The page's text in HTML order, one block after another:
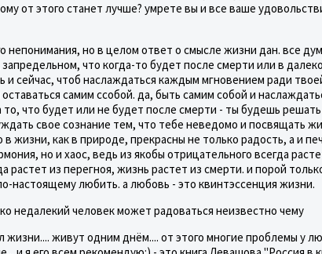
от этого станет лучше? умрете вы и все ваше
непонимания, но в целом ответ о смысле жизни дан. все
что когда-то будет после смерти или в
и сейчас, чтоб наслаждаться каждым мгновением ради
самим ссобой. да, быть самим собой и
что будет или не будет после смерти - ты будешь решать
свое сознание тем, что тебе неведомо и посвящать
жизни, как в природе, прекрасны не только радость, а и
но и хаос, ведь из якобы отрицательного всегда
растет из перегноя, жизнь растет из смерти. и порой
настоящему любить. а любовь - это квинтэссенция жизни.
недалекий человек может радоваться неизвестно чему
жизни.... живут одним днём.... от этого многие проблемы у